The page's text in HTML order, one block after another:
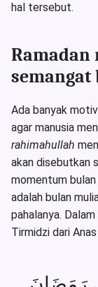
hal tersebut.
semangat
Ada banyak
agar manusia
rahimahullah
akan disebutkan
momentum bulan
adalah bulan
pahalanya.
Tirmidzi dari